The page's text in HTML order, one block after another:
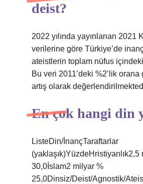
deist?
2022 yılında yayınlanan 2021
verilerine göre Türkiye’de
ateistlerin toplam nüfus içindeki
Bu veri 2011’deki %2’lik
artış olarak
En çok hangi din
ListeDin/İnançTaraftarlar
(yaklaşık)YüzdeHristiyanlık2,5
30,0İslam2 milyar %
25,0Dinsiz/Deist/Agnostik/